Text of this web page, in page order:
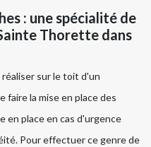
: une spécialité de
Thorette dans
sur le toit d'un
faire la mise en place des
en place en cas d'urgence
Pour effectuer ce genre de